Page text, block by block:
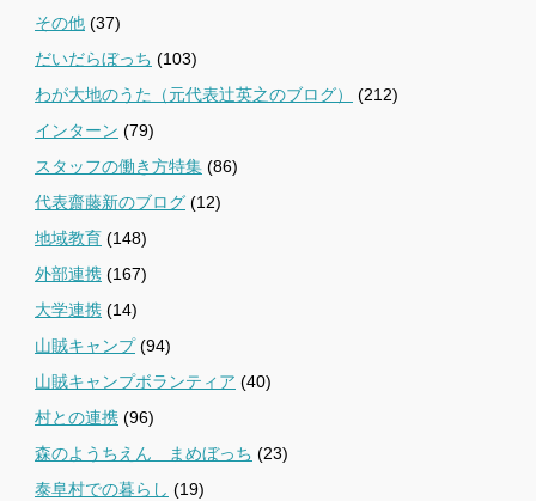
その他 (37)
だいだらぼっち (103)
わが大地のうた（元代表辻英之のブログ）
(212)
インターン (79)
スタッフの働き方特集 (86)
代表齋藤新のブログ (12)
地域教育 (148)
外部連携 (167)
大学連携 (14)
山賊キャンプ(94)
山賊キャンプボランティア (40)
村との連携 (96)
森のようちえん まめぼっち (23)
泰阜村での暮らし (19)